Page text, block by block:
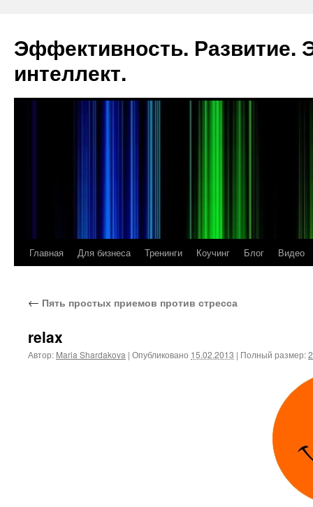
Эффективность. Развитие.
интеллект.
Перейти
содержимому
Главная Для бизнеса Тренинги Коучинг Блог Видео
← Пять простых приемов против стресса
relax
Автор: Maria Shardakova | Опубликовано 15.02.2013 | Полный размер: